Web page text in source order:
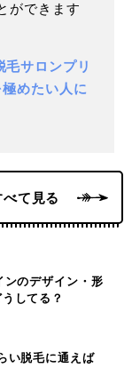
ができます
サロンプリ
めたい人に
て見る
ンのデザイン・形
してる？
い脱毛に通えば